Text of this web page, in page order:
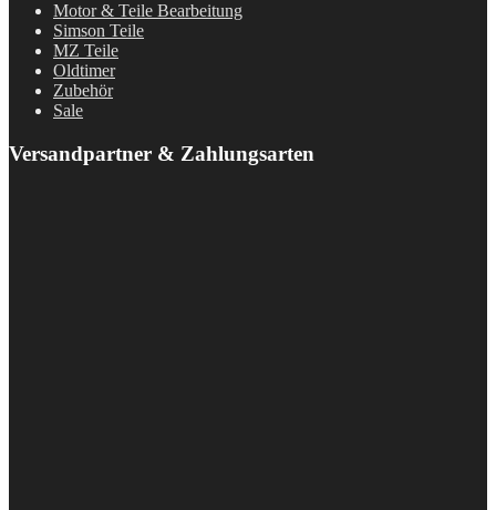
Motor & Teile Bearbeitung
Simson Teile
MZ Teile
Oldtimer
Zubehör
Sale
Versandpartner & Zahlungsarten